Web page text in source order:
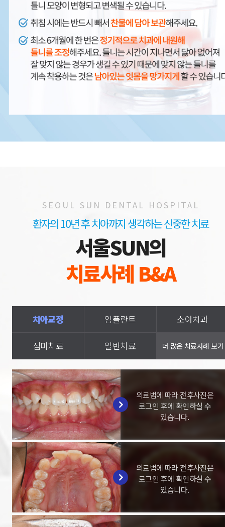
SEOUL SUN DENTAL HOSPITAL
환자의 10년 후 치아까지 생각하는 신중한 치료
서울SUN의
치료사례 B&A
치아교정 임플란트 소아치과
심미치료 일반치료 피부클리닉
더 많은 치료사례 보기
의료법에 따라 전후사진은
로그인 후에 확인하실 수
있습니다.
의료법에 따라 전후사진은
로그인 후에 확인하실 수
있습니다.